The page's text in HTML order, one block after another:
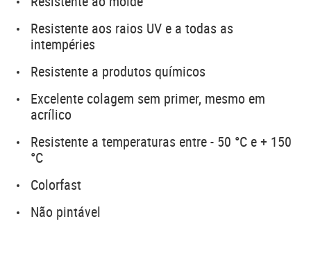
Resistente aos raios UV e a todas as
intempéries
Resistente a produtos químicos
Excelente colagem sem primer, mesmo em
acrílico
Resistente a temperaturas entre - 50 °C e + 150
°C
Colorfast
Não pintável